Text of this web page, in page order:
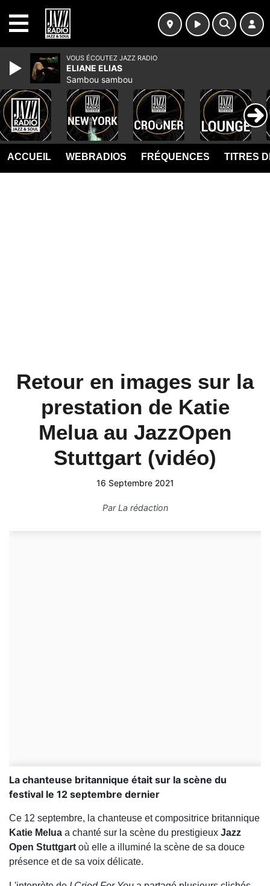
ACCUEIL WEBRADIOS FRÉQUENCES TITRES
Retour en images sur la
prestation de Katie
Melua au JazzOpen
Stuttgart (vidéo)
16 Septembre 2021
ParLa rédaction
La chanteuse britannique était sur la scène du
festival le 12 septembre dernier
Ce 12 septembre, la chanteuse et compositrice britannique
Katie Melua a chanté sur la scène du prestigieux Jazz
Open Stuttgart où elle a illuminé la scène de sa douce
présence et de sa voix délicate.
VOUS ÉCOUTEZ JAZZ RADIO
ELIANE ELIAS
Sambou sambou